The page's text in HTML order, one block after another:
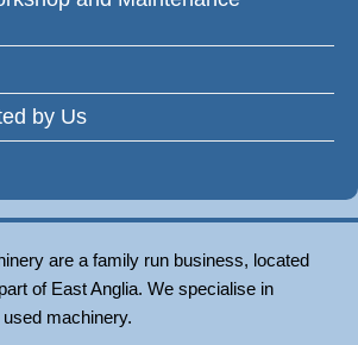
by Us
are a family run business, located
of East Anglia. We specialise in
machinery.